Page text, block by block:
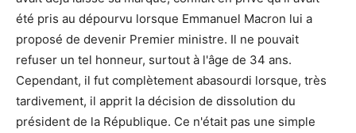
été pris au dépourvu lorsque Emmanuel Macron lui a
proposé de devenir Premier ministre. Il ne pouvait
refuser un tel honneur, surtout à l'âge de 34 ans.
Cependant, il fut complètement abasourdi lorsque, très
tardivement, il apprit la décision de dissolution du
président de la République. Ce n'était pas une simple